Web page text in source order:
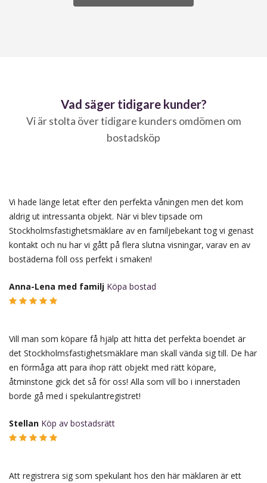
Vad säger tidigare kunder?
Vi är stolta över tidigare kunders omdömen om
bostadsköp
Vi hade länge letat efter den perfekta våningen men det kom
aldrig ut intressanta objekt. När vi blev tipsade om
Stockholmsfastighetsmäklare av en familjebekant tog vi genast
kontakt och nu har vi gått på flera slutna visningar, varav en av
bostäderna föll oss perfekt i smaken!
Anna-Lena med familj Köpa bostad
Vill man som köpare få hjälp att hitta det perfekta boendet är
det Stockholmsfastighetsmäklare man skall vända sig till. De har
en förmåga att para ihop rätt objekt med rätt köpare,
åtminstone gick det så för oss! Alla som vill bo i innerstaden
borde gå med i spekulantregistret!
Stellan Köp av bostadsrätt
Att registrera sig som spekulant hos den här mäklaren är ett